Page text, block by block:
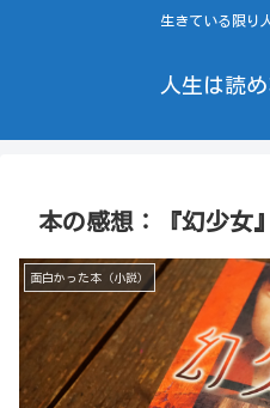
生きている限り
人生は読
本の感想：『幻少女
面白かった本（小説）